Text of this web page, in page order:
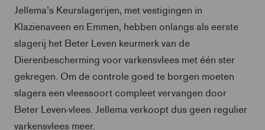
Jellema’s Keurslagerijen, met vestigingen in
Klazienaveen en Emmen, hebben onlangs als eerste
slagerij het Beter Leven keurmerk van de
Dierenbescherming voor varkensvlees met één ster
gekregen. Om de controle goed te borgen moeten
slagers een vleessoort compleet vervangen door
Beter Leven-vlees. Jellema verkoopt dus geen regulier
varkensvlees meer.